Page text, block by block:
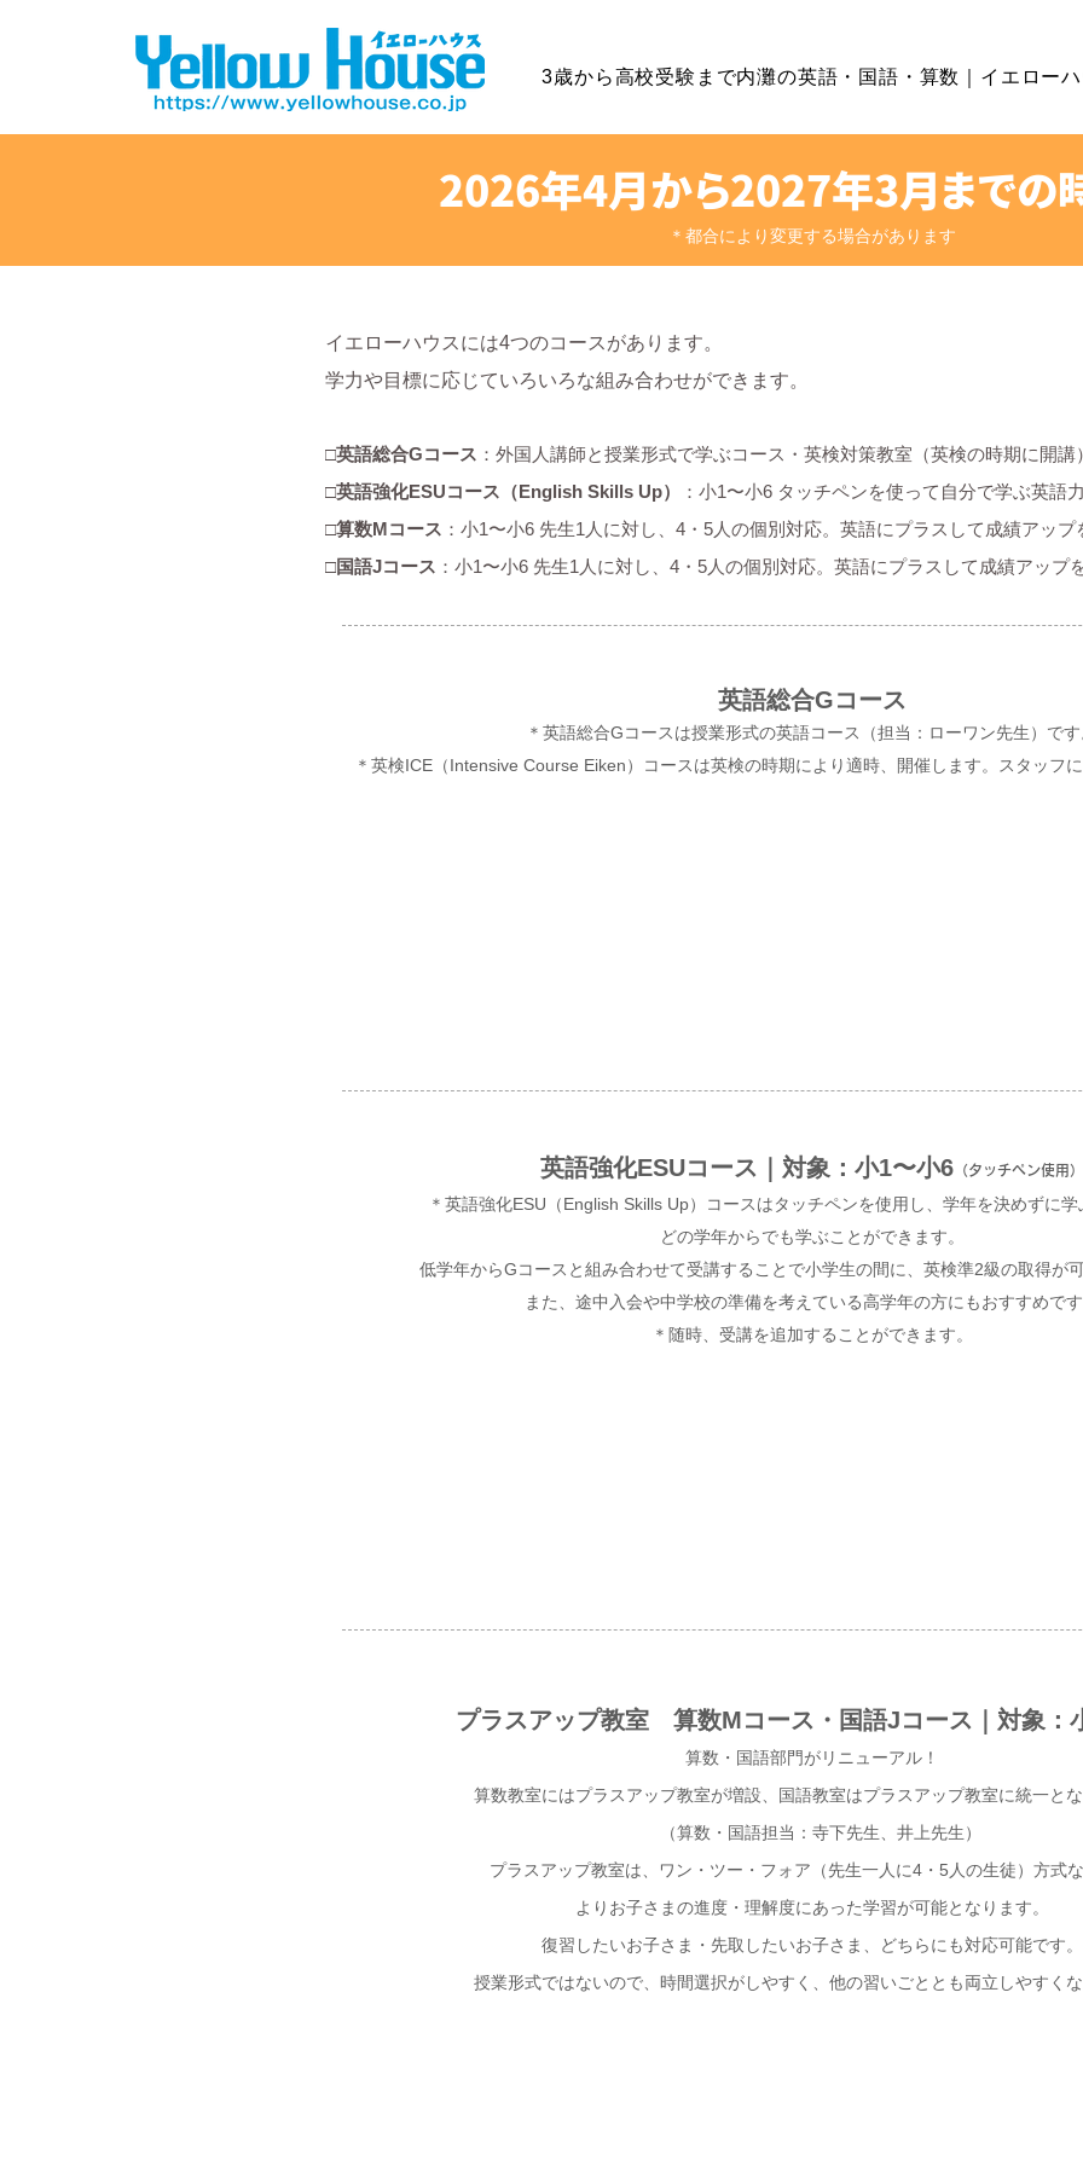
3歳から高校受験まで内灘の英語・国語・ 算数｜イエロー
2026年4月から2027年3月までの
＊都合により変更する場合があります
イエローハウスには4つのコースがあります。
学力や目標に応じていろいろな組み合わせができます。
□英語総合Gコース ：外国人講師と授業形式で学ぶコース・英検対策教室（英検の時期に開講）
​□英語強化ESUコース（English Skills Up）
：小1〜小6 タッチペンを使って自分で学ぶ英語
□算数Mコース ：小1〜小6 先生1人に対し、4・5人の個別対応。英語にプラスして成績アップ
□国語Jコース ：小1〜小6 先生1人に対し、4・5人の個別対応。英語にプラスして成績アップ
​英語総合Gコース
＊英語総合Gコースは授業形式の英語コース（担当：ローワン先生）です
​＊ 英検ICE（Intensive Course Eiken）コースは英検の時期により適時、開催します。スタッフに
英語強化​ESUコース｜対象：小1〜小6（タッチペン使用）
＊英語強化ESU（English Skills Up）コースはタッチペンを使用し、学年を決めずに学
どの学年からでも学ぶことができます。
低学年からGコースと組み合わせて受講することで小学生の間に、英検準2級の取得が可
また、途中入会や中学校の準備を考えている高学年の方にもおすすめです
＊随時、受講を追加することができます。
プラスアップ教室 算数Mコース・国語Jコース ｜対象：
算数・国語部門がリニューアル！
算数教室にはプラスアップ教室が増設、国語教室はプラスアップ教室に統一と
（算数・国語担当：寺下先生、井上先生）
プラスアップ教室は、ワン・ツー・フォア（先生一人に4・5人の生徒）方式な
よりお子さまの進度・理解度にあった学習が可能となります。
復習したいお子さま・先取したいお子さま、どちらにも対応可能です。
授業形式ではないので、時間選択がしやすく、他の習いごととも両立しやすくな